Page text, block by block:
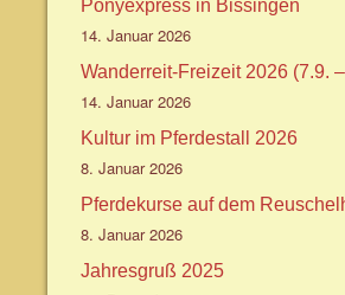
Ponyexpress in Bissingen
14. Januar 2026
Wanderreit-Freizeit 2026 (7.9.
14. Januar 2026
Kultur im Pferdestall 2026
8. Januar 2026
Pferdekurse auf dem
8. Januar 2026
Jahresgruß 2025